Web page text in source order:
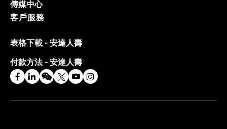
傳媒中心
客戶服務
表格下載 - 安達人壽
付款方法 - 安達人壽